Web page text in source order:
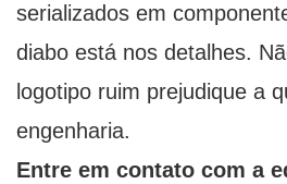
serializados em
diabo está nos detalhes.
logotipo ruim prejudique a
engenharia.
Entre em contato com a